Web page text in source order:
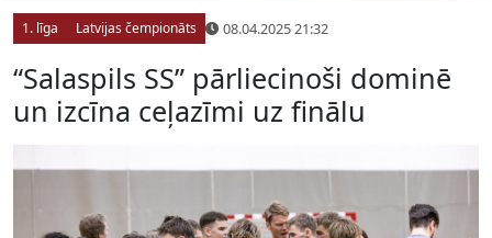
1. līga Latvijas čempionāts 08.04.2025 21:32
“Salaspils SS” pārliecinoši dominē
un izcīna ceļazīmi uz finālu